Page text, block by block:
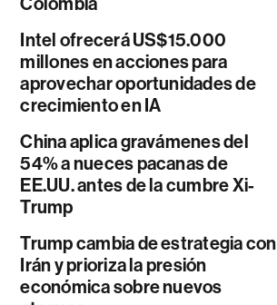
Intel ofrecerá US$15.000
millones en acciones para
aprovechar oportunidades de
crecimiento en IA
China aplica gravámenes del
54% a nueces pacanas de
EE.UU. antes de la cumbre Xi-
Trump
Trump cambia de estrategia con
Irán y prioriza la presión
económica sobre nuevos